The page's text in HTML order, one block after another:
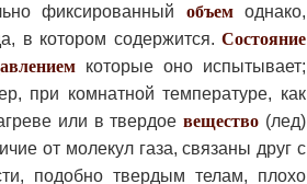
фиксированный объемоднако,
в котором содержится. Состояние
которые оно испытывает;
при комнатной температуре, как
или в твердоевещество (лед)
от молекул газа, связаны друг с
подобно твердым телам, плохо